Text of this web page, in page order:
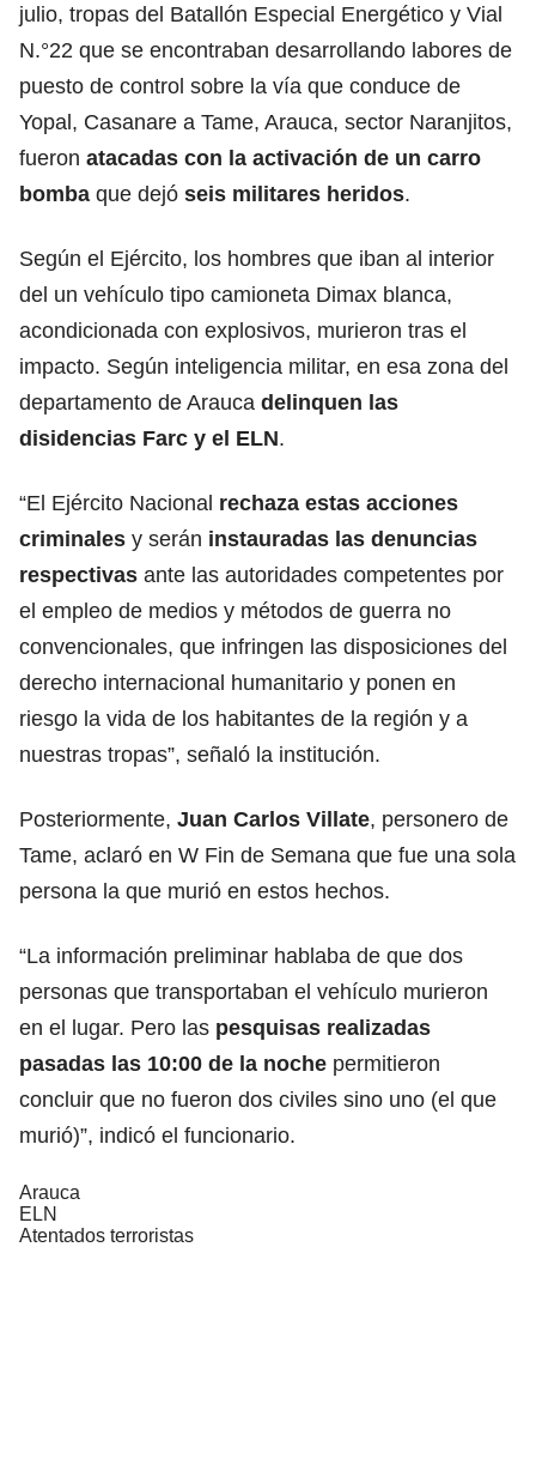
julio, tropas del Batallón Especial Energético y Vial
N.°22 que se encontraban desarrollando labores de
puesto de control sobre la vía que conduce de
Yopal, Casanare a Tame, Arauca, sector Naranjitos,
fueron atacadas con la activación de un carro
bomba que dejó seis militares heridos.
Según el Ejército, los hombres que iban al interior
del un vehículo tipo camioneta Dimax blanca,
acondicionada con explosivos, murieron tras el
impacto. Según inteligencia militar, en esa zona del
departamento de Arauca delinquen las
disidencias Farc y el ELN.
“El Ejército Nacional rechaza estas acciones
criminales y serán instauradas las denuncias
respectivas ante las autoridades competentes por
el empleo de medios y métodos de guerra no
convencionales, que infringen las disposiciones del
derecho internacional humanitario y ponen en
riesgo la vida de los habitantes de la región y a
nuestras tropas”, señaló la institución.
Posteriormente, Juan Carlos Villate, personero de
Tame, aclaró en W Fin de Semana que fue una sola
persona la que murió en estos hechos.
“La información preliminar hablaba de que dos
personas que transportaban el vehículo murieron
en el lugar. Pero las pesquisas realizadas
pasadas las 10:00 de la noche permitieron
concluir que no fueron dos civiles sino uno (el que
murió)”, indicó el funcionario.
Arauca
ELN
Atentados terroristas